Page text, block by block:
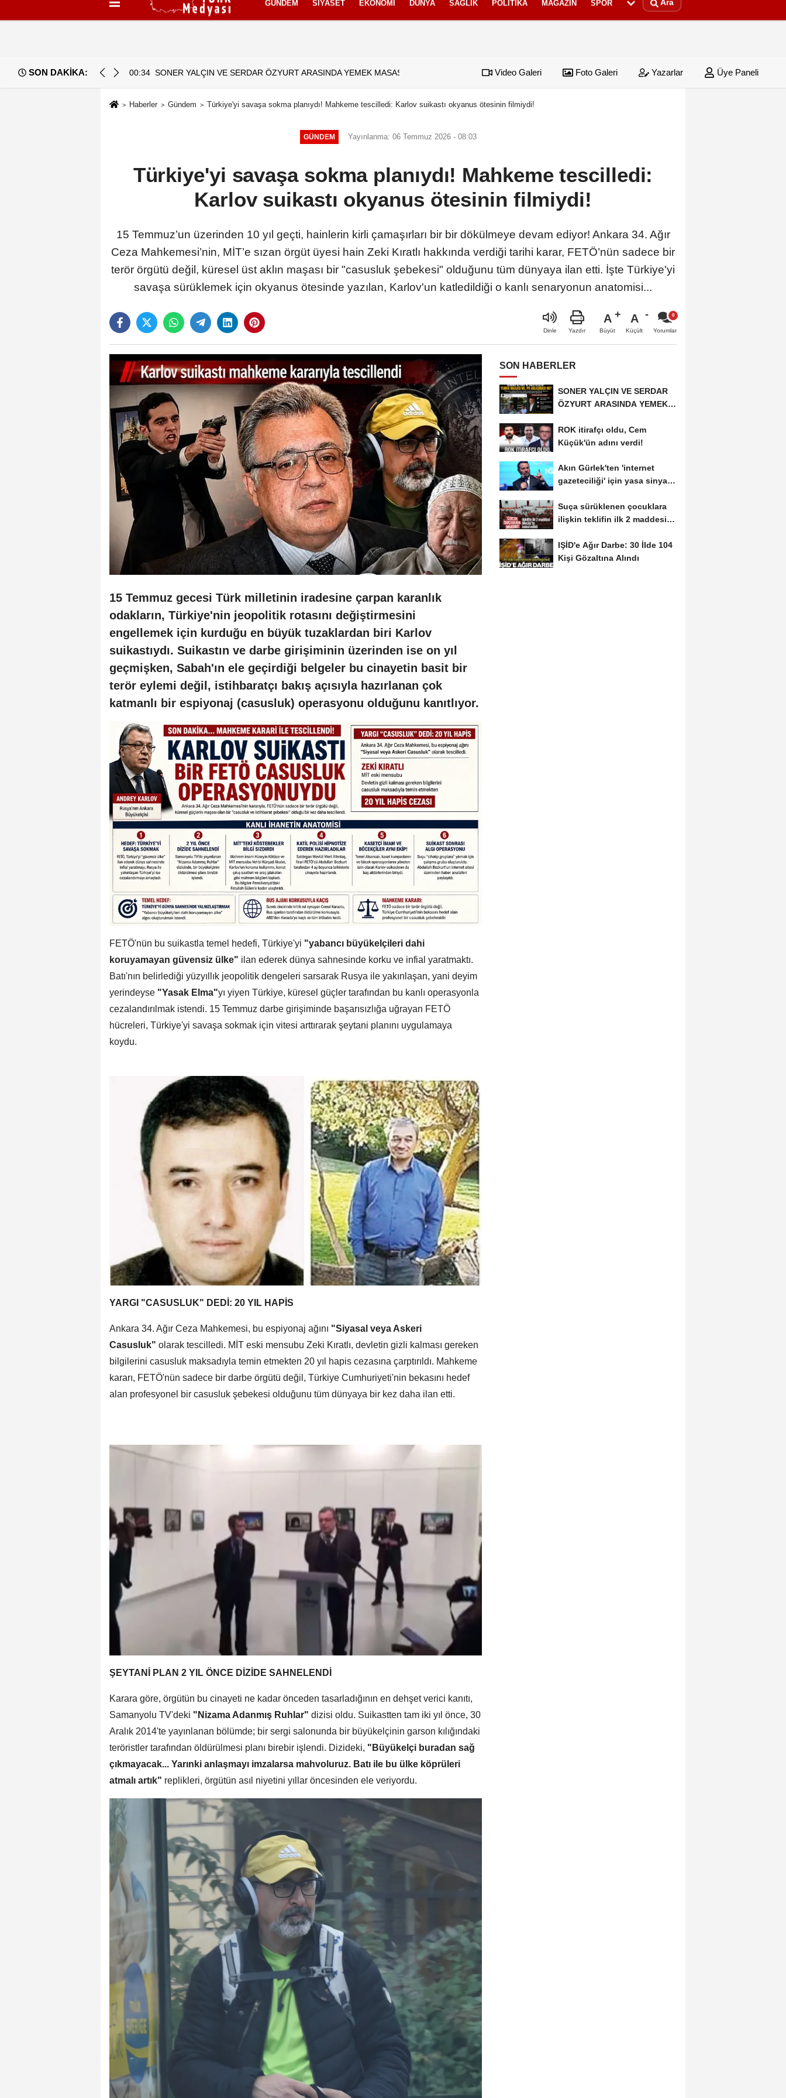
İletişim Çerez Politikası
GÜNDEM SIYASET EKONOMI DÜNYA SAĞLIK POLITIKA MAGAZIN SPOR Ara
SON DAKİKA:
YEMEK MASASI MI PR ANLAŞMASI MI?
00:34 SONER YALÇIN VE SERDAR ÖZYURT ARASINDA YEMEK MASASI MI PR ANLAŞMASI MI?Video Galeri Foto Galeri Yazarlar Üye Paneli
Haberler Gündem Türkiye'yi savaşa sokma planıydı! Mahkeme tescilledi: Karlov suikastı okyanus ötesinin filmiydi!
GÜNDEM Yayınlanma: 06 Temmuz 2026 - 08:03
Türkiye'yi savaşa sokma planıydı! Mahkeme tescilledi:
Karlov suikastı okyanus ötesinin filmiydi!
15 Temmuz’un üzerinden 10 yıl geçti, hainlerin kirli çamaşırları bir bir dökülmeye devam ediyor! Ankara 34. Ağır
Ceza Mahkemesi’nin, MİT’e sızan örgüt üyesi hain Zeki Kıratlı hakkında verdiği tarihi karar, FETÖ’nün sadece bir
terör örgütü değil, küresel üst aklın maşası bir "casusluk şebekesi" olduğunu tüm dünyaya ilan etti. İşte Türkiye'yi
savaşa sürüklemek için okyanus ötesinde yazılan, Karlov'un katledildiği o kanlı senaryonun anatomisi...
Dinle Yazdır
A
Büyüt
A
Küçült Yorumlar
15 Temmuz gecesi Türk milletinin iradesine çarpan karanlık
odakların, Türkiye'nin jeopolitik rotasını değiştirmesini
engellemek için kurduğu en büyük tuzaklardan biri Karlov
suikastıydı. Suikastın ve darbe girişiminin üzerinden ise on yıl
geçmişken, Sabah'ın ele geçirdiği belgeler bu cinayetin basit bir
terör eylemi değil, istihbaratçı bakış açısıyla hazırlanan çok
katmanlı bir espiyonaj (casusluk) operasyonu olduğunu kanıtlıyor.
FETÖ'nün bu suikastla temel hedefi, Türkiye'yi "yabancı büyükelçileri dahi
koruyamayan güvensiz ülke" ilan ederek dünya sahnesinde korku ve infial yaratmaktı.
Batı'nın belirlediği yüzyıllık jeopolitik dengeleri sarsarak Rusya ile yakınlaşan, yani deyim
yerindeyse "Yasak Elma"yı yiyen Türkiye, küresel güçler tarafından bu kanlı operasyonla
cezalandırılmak istendi. 15 Temmuz darbe girişiminde başarısızlığa uğrayan FETÖ
hücreleri, Türkiye'yi savaşa sokmak için vitesi arttırarak şeytani planını uygulamaya
koydu.
YARGI "CASUSLUK" DEDİ: 20 YIL HAPİS
Ankara 34. Ağır Ceza Mahkemesi, bu espiyonaj ağını "Siyasal veya Askeri
Casusluk" olarak tescilledi. MİT eski mensubu Zeki Kıratlı, devletin gizli kalması gereken
bilgilerini casusluk maksadıyla temin etmekten 20 yıl hapis cezasına çarptırıldı. Mahkeme
kararı, FETÖ'nün sadece bir darbe örgütü değil, Türkiye Cumhuriyeti'nin bekasını hedef
alan profesyonel bir casusluk şebekesi olduğunu tüm dünyaya bir kez daha ilan etti.
ŞEYTANİ PLAN 2 YIL ÖNCE DİZİDE SAHNELENDİ
Karara göre, örgütün bu cinayeti ne kadar önceden tasarladığının en dehşet verici kanıtı,
Samanyolu TV'deki "Nizama Adanmış Ruhlar" dizisi oldu. Suikastten tam iki yıl önce, 30
Aralık 2014'te yayınlanan bölümde; bir sergi salonunda bir büyükelçinin garson kılığındaki
teröristler tarafından öldürülmesi planı birebir işlendi. Dizideki, "Büyükelçi buradan sağ
çıkmayacak... Yarınki anlaşmayı imzalarsa mahvoluruz. Batı ile bu ülke köprüleri
atmalı artık" replikleri, örgütün asıl niyetini yıllar öncesinden ele veriyordu.
SON HABERLER
SONER YALÇIN VE SERDAR
ÖZYURT ARASINDA YEMEK
ROK itirafçı oldu, Cem
Küçük'ün adını verdi!
Akın Gürlek'ten 'internet
gazeteciliği' için yasa sinyali:
Suça sürüklenen çocuklara
ilişkin teklifin ilk 2 maddesi
IŞİD'e Ağır Darbe: 30 İlde 104
Kişi Gözaltına Alındı